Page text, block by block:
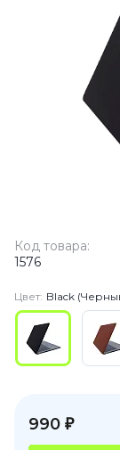
Код товара:
1576
Цвет: Black
990 ₽